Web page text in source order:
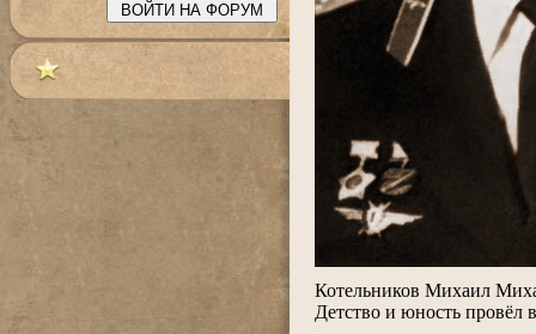
Котельников Михаил
Детство и юность